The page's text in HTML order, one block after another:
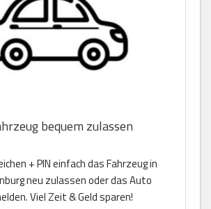
bequem zulassen
+ PIN einfach das Fahrzeug in
neu zulassen oder das Auto
Viel Zeit & Geld sparen!